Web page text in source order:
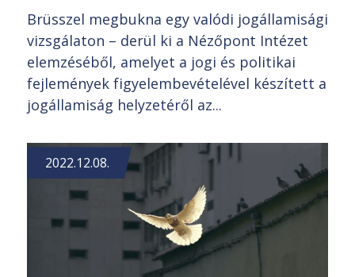
Brüsszel megbukna egy valódi jogállamisági
vizsgálaton – derül ki a Nézőpont Intézet
elemzéséből, amelyet a jogi és politikai
fejlemények figyelembevételével készített a
jogállamiság helyzetéről az...
2022.12.08.